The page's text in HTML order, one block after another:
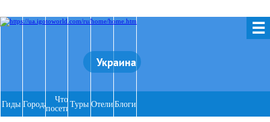
☰
Украина
Гиды Города
Что
посетитьТуры Отели Блоги